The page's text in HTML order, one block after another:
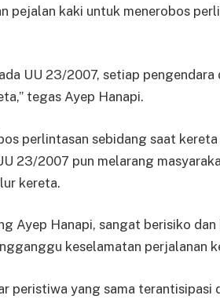
pejalan kaki untuk menerobos
UU 23/2007, setiap
tegas Ayep Hanapi.
perlintasan sebidang saat
23/2007 pun melarang
kereta.
Ayep Hanapi, sangat berisiko
keselamatan perjalanan
peristiwa yang sama terantisipasi